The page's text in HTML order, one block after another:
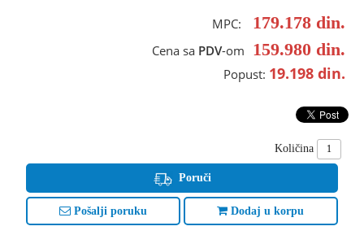
MPC: 179.178 din.
Cena sa PDV-om 159.980 din.
Popust: 19.198 din.
Količina
Poruči
Pošalji poruku Dodaj u korpu